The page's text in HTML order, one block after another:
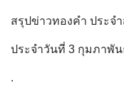
สรุปข่าวทองคำ ประจ
ประจำวันที่ 3 กุมภาพัน
.